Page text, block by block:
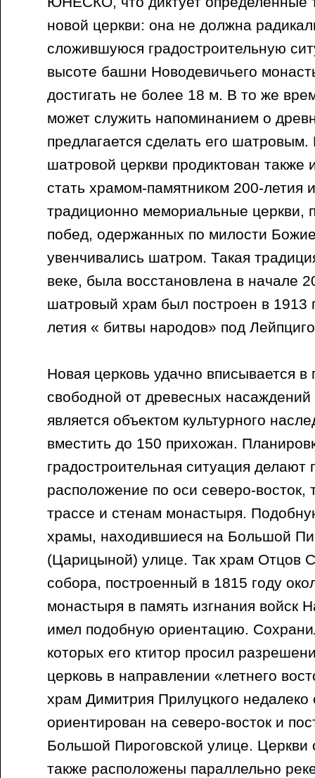
новой церкви: она не должна
сложившуюся градостроительную
высоте башни Новодевичьего
достигать не более 18 м. В то же
может служить напоминанием о
предлагается сделать его
шатровой церкви продиктован также
стать храмом-памятником 200-летия
традиционно мемориальные церкви,
побед, одержанных по милости
увенчивались шатром. Такая
веке, была восстановлена в начале
шатровый храм был построен в 1913
летия « битвы народов» под
Новая церковь удачно вписывается
свободной от древесных насаждений
является объектом культурного
вместить до 150 прихожан.
градостроительная ситуация
расположение по оси северо-восток,
трассе и стенам монастыря.
храмы, находившиеся на Большой
(Царицыной) улице. Так храм Отцов
собора, построенный в 1815 году
монастыря в память изгнания войск
имел подобную ориентацию.
которых его ктитор просил
церковь в направлении «летнего
храм Димитрия Прилуцкого недалеко
ориентирован на северо-восток и
Большой Пироговской улице. Церкви
также расположены параллельно